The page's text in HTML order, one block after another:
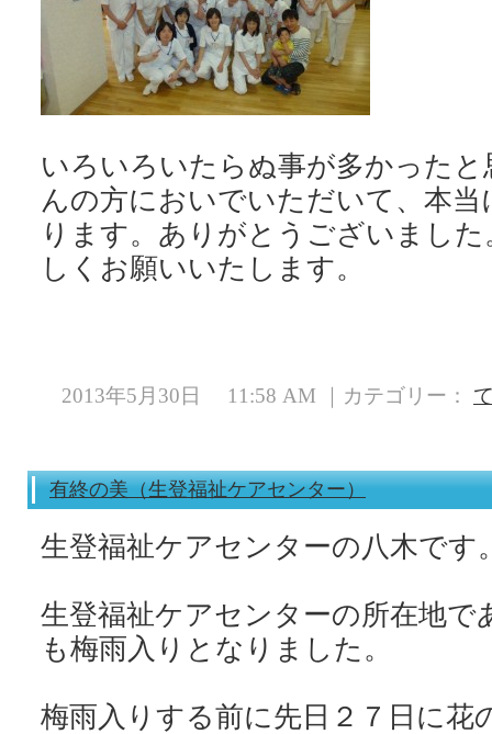
いろいろいたらぬ事が多かった
んの方においでいただいて、本
ります。ありがとうございまし
しくお願いいたします。
2013年5月30日 11:58 AM ｜カテゴリー：
有終の美（生登福祉ケアセンター）
生登福祉ケアセンターの八木です
生登福祉ケアセンターの所在地で
も梅雨入りとなりました。
梅雨入りする前に先日２７日に花